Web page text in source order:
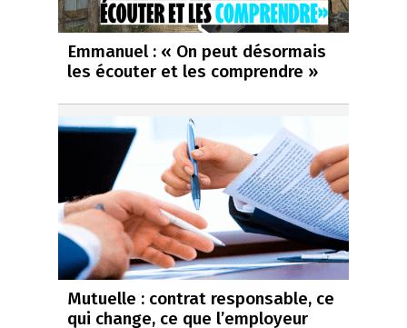
Emmanuel : « On peut désormais
les écouter et les comprendre »
Mutuelle : contrat responsable, ce
qui change, ce que l’employeur